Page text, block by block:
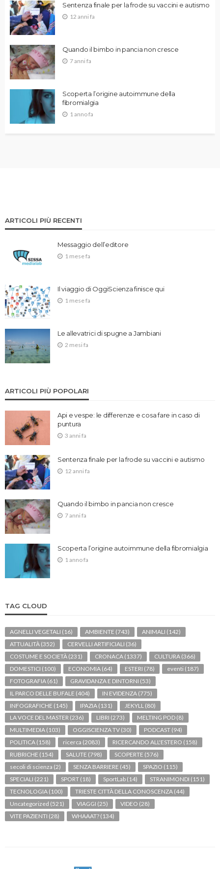
Sentenza finale per la frode su vaccini e autismo
12 anni fa
Quando il bimbo in pancia non cresce
7 anni fa
Scoperta l’origine autoimmune della
fibromialgia
1 anno fa
ARTICOLI PIÙ RECENTI
Messaggio dell’editore
1 mese fa
Il viaggio di OggiScienza finisce qui
1 mese fa
Le allevatrici di spugne a Jambiani
2 mesi fa
ARTICOLI PIÙ POPOLARI
Api e vespe: le differenze e cosa fare in caso di
puntura
3 anni fa
Sentenza finale per la frode su vaccini e autismo
12 anni fa
Quando il bimbo in pancia non cresce
7 anni fa
Scoperta l’origine autoimmune della fibromialgia
1 anno fa
TAG CLOUD
AGNELLI VEGETALI (16) AMBIENTE (743) ANIMALI (142)
ATTUALITÀ (352) CERVELLI ARTIFICIALI (36)
COSTUME E SOCIETÀ (231) CRONACA (1337) CULTURA (366)
DOMESTICI (100) ECONOMIA (64) ESTERI (78) eventi (187)
FOTOGRAFIA (61) GRAVIDANZA E DINTORNI (53)
IL PARCO DELLE BUFALE (404) IN EVIDENZA (775)
INFOGRAFICHE (145) IPAZIA (131) JEKYLL (80)
LA VOCE DEL MASTER (236) LIBRI (273) MELTING POD (8)
MULTIMEDIA (103) OGGISCIENZA TV (30) PODCAST (94)
POLITICA (158) ricerca (2083) RICERCANDO ALL'ESTERO (158)
RUBRICHE (154) SALUTE (798) SCOPERTE (576)
secoli di scienza (2) SENZA BARRIERE (45) SPAZIO (115)
SPECIALI (221) SPORT (18) SportLab (14) STRANIMONDI (151)
TECNOLOGIA (100) TRIESTE CITTÀ DELLA CONOSCENZA (44)
Uncategorized (521) VIAGGI (25) VIDEO (28)
VITE PAZIENTI (28) WHAAAT? (134)